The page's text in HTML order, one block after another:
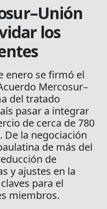
los
enero se firmó el
Mercosur–
del tratado
pasar a integrar
de cerca de 780
la negociación
de más del
de
y ajustes en la
para el
miembros.